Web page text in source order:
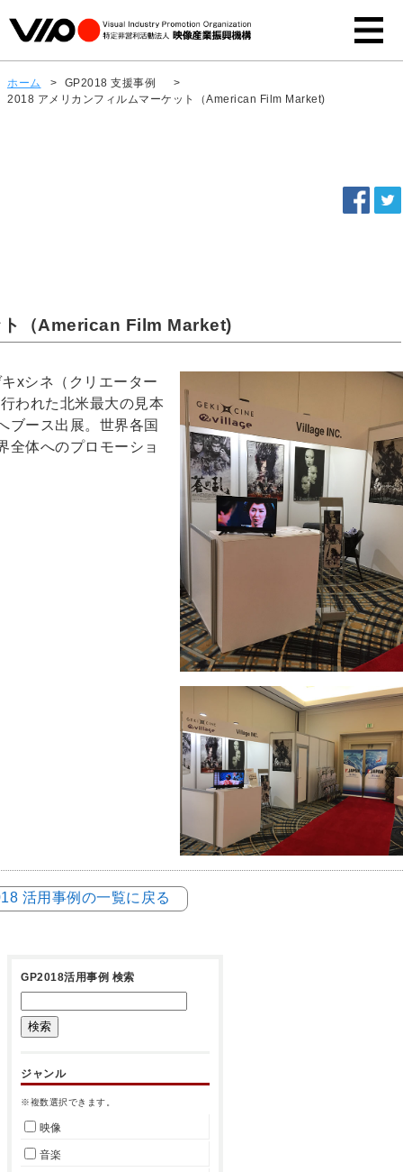
ホーム > GP2018 支援事例
>
2018 アメリカンフィルムマーケット（American Film Market)
ト（American Film Market)
xシネ（クリエーター
われた北米最大の見本
ブース出展。世界各国
全体へのプロモーショ
活用事例の一覧に戻る
GP2018活用事例 検索
ジャンル
※複数選択できます。
映像
音楽